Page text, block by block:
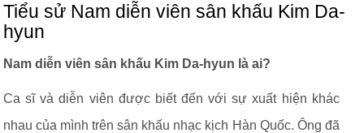
Tiểu sử Nam diễn viên sân khấu Kim Da-
hyun
Nam diễn viên sân khấu Kim Da-hyun là ai?
Ca sĩ và diễn viên được biết đến với sự xuất hiện khác
nhau của mình trên sân khấu nhạc kịch Hàn Quốc. Ông đã